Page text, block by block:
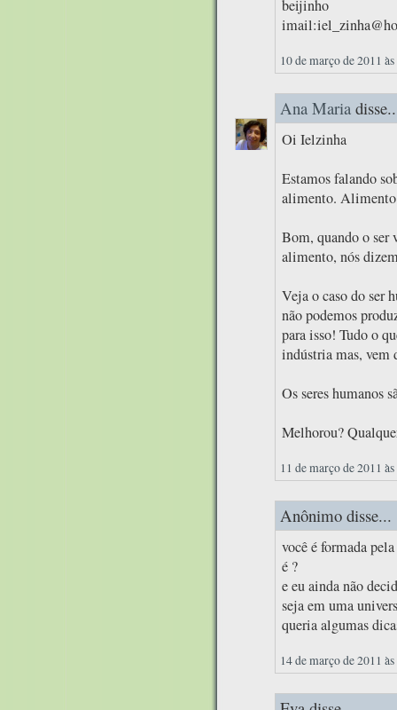
beijinho
10 de março de 2011
Ana Maria
Oi Ielzinha
Estamos falando
alimento. Alimento
Bom, quando o ser
alimento, nós
Veja o caso do ser
não podemos
para isso! Tudo o
indústria mas, vem
Os seres humanos
Melhorou?
11 de março de 2011
Anônimo disse...
você é formada
é ?
e eu ainda não
seja em uma
queria algumas
14 de março de 2011